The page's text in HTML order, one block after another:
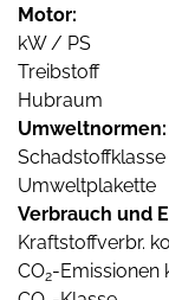
Motor:
kW / PS
Treibstoff
Hubraum
Umweltnormen:
Schadstoffklasse
Umweltplakette
Verbrauch und
Kraftstoffverbr.
CO2-Emissionen